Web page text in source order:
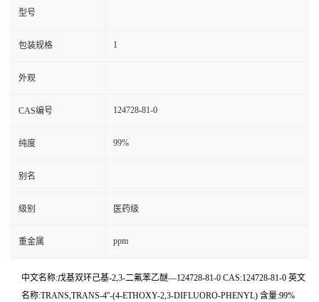
型号
包装规格 1
外观
CAS编号 124728-81-0
纯度 99%
别名
级别 医药级
重金属 ppm
中文名称:戊基双环己基-2,3-二氟苯乙醚—124728-81-0 CAS:124728-81-0 英文
名称:TRANS,TRANS-4''-(4-ETHOXY-2,3-DIFLUORO-PHENYL) 含量:99%